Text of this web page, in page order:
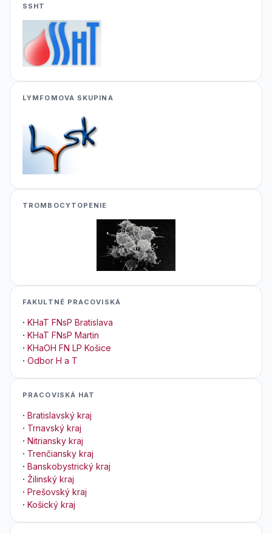
SSHT
LYMFOMOVA SKUPINA
TROMBOCYTOPENIE
FAKULTNÉ PRACOVISKÁ
· KHaT FNsP Bratislava
· KHaT FNsP Martin
· KHaOH FN LP Košice
· Odbor H a T
PRACOVISKÁ HAT
· Bratislavský kraj
· Trnavský kraj
· Nitriansky kraj
· Trenčiansky kraj
· Banskobystrický kraj
· Žilinský kraj
· Prešovský kraj
· Košický kraj